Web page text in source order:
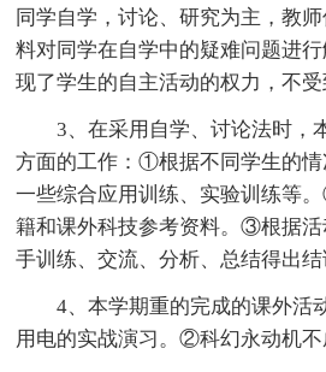
同学自学，讨论、研究为主，教
料对同学在自学中的疑难问题进
现了学生的自主活动的权力，不受
3、在采用自学、讨论法时，
方面的工作：①根据不同学生的情
一些综合应用训练、实验训练等
籍和课外科技参考资料。③根据
手训练、交流、分析、总结得出结
4、本学期重的完成的课外
用电的实战演习。②科幻永动机不